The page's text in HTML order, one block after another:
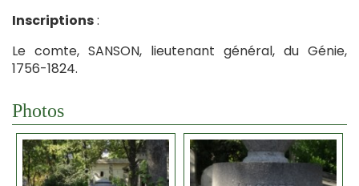
Inscriptions:
Le comte, SANSON, lieutenant général, du Génie,
1756-1824.
Photos